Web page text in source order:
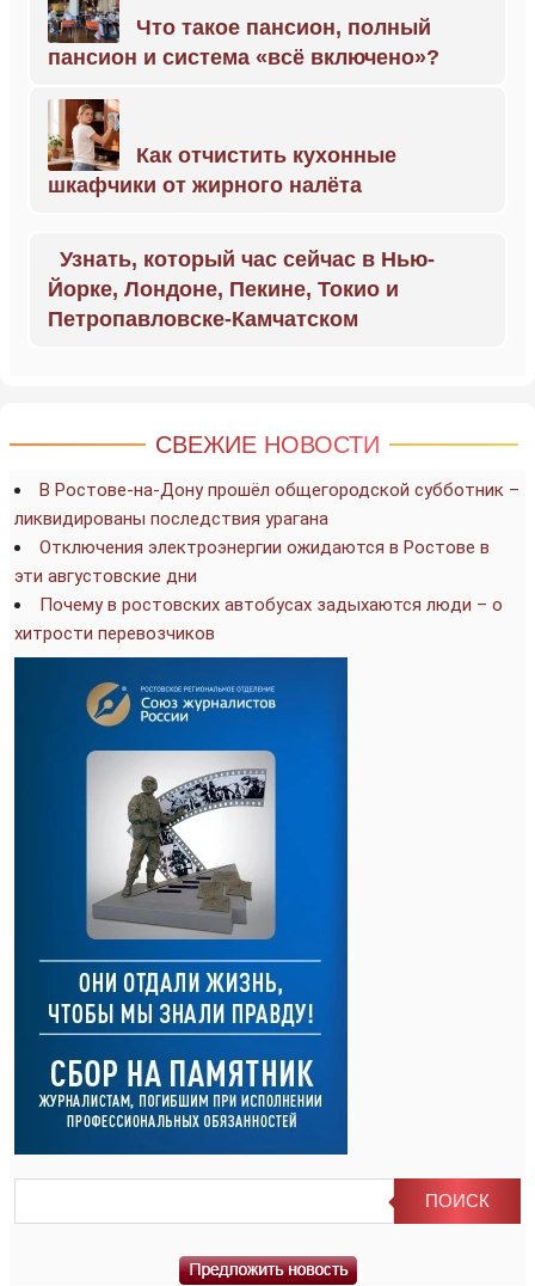
Что такое пансион, полный
пансион и система «всё включено»?
Как отчистить кухонные
шкафчики от жирного налёта
Узнать, который час сейчас в Нью-
Йорке, Лондоне, Пекине, Токио и
Петропавловске-Камчатском
СВЕЖИЕ НОВОСТИ
В Ростове-на-Дону прошёл общегородской субботник –
ликвидированы последствия урагана
Отключения электроэнергии ожидаются в Ростове в
эти августовские дни
Почему в ростовских автобусах задыхаются люди – о
хитрости перевозчиков